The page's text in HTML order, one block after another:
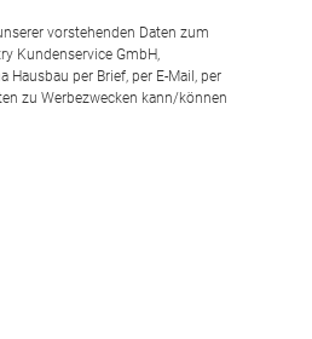
vorstehenden Daten zum
Kundenservice GmbH,
per Brief, per E-Mail, per
zu Werbezwecken kann/können